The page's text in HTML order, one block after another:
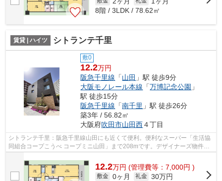
8階 / 3LDK / 78.62㎡
賃貸 | ハイツ シトランテ千里
敷0
12.2万円
阪急千里線 「山田 」駅 徒歩9分
大阪モノレール本線 「万博記念公園 」
駅 徒歩15分
阪急千里線 「南千里 」駅 徒歩26分
築3年 / 56.82㎡
大阪府吹田市山田西４丁目
シトランテ千里：阪急千里線山田にも近くて便利。便利なスーパー「生活協
同組合コープこうべ コープミニ山田」まで208mです。デザイナーズ物件は
12.2万円 (管理費等：7,000円 )
敷金 0ヶ月 礼金 30万円